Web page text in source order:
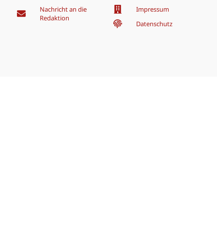
Nachricht an die
Redaktion
Impressum
Datenschutz